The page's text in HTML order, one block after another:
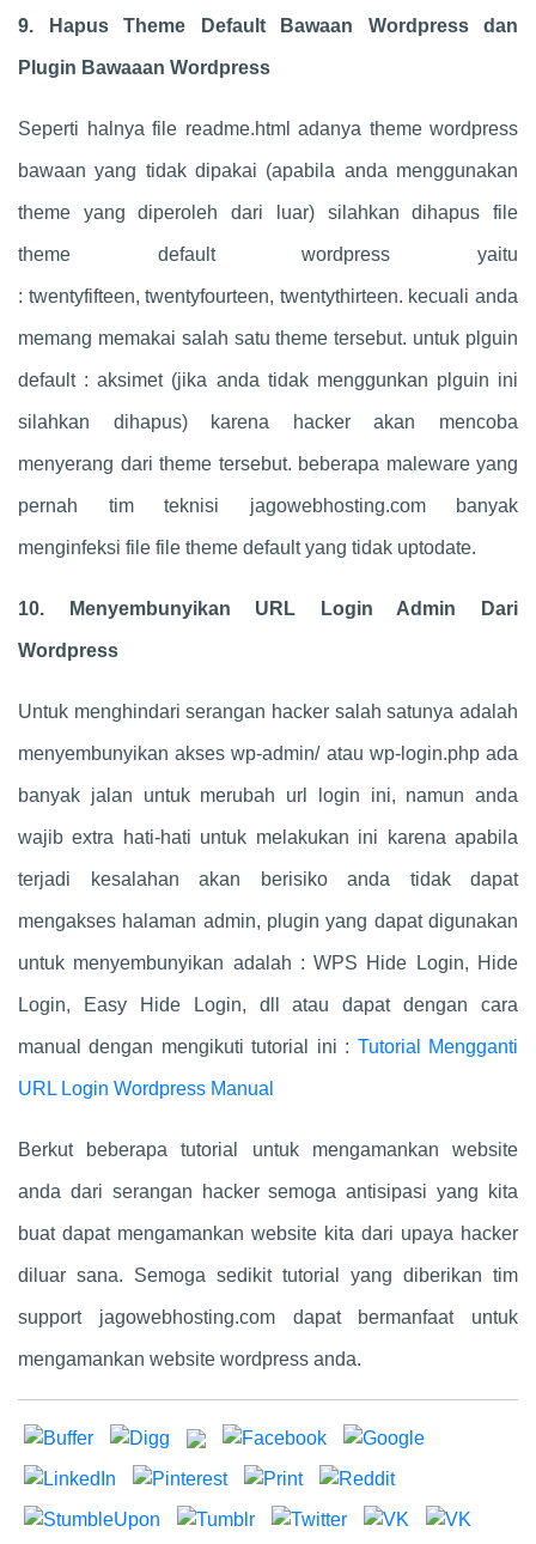
9. Hapus Theme Default Bawaan Wordpress dan
Plugin Bawaaan Wordpress
Seperti halnya file readme.html adanya theme wordpress
bawaan yang tidak dipakai (apabila anda menggunakan
theme yang diperoleh dari luar) silahkan dihapus file
theme default wordpress yaitu
: twentyfifteen, twentyfourteen, twentythirteen. kecuali anda
memang memakai salah satu theme tersebut. untuk plguin
default : aksimet (jika anda tidak menggunkan plguin ini
silahkan dihapus) karena hacker akan mencoba
menyerang dari theme tersebut. beberapa maleware yang
pernah tim teknisi jagowebhosting.com banyak
menginfeksi file file theme default yang tidak uptodate.
10. Menyembunyikan URL Login Admin Dari
Wordpress
Untuk menghindari serangan hacker salah satunya adalah
menyembunyikan akses wp-admin/ atau wp-login.php ada
banyak jalan untuk merubah url login ini, namun anda
wajib extra hati-hati untuk melakukan ini karena apabila
terjadi kesalahan akan berisiko anda tidak dapat
mengakses halaman admin, plugin yang dapat digunakan
untuk menyembunyikan adalah : WPS Hide Login, Hide
Login, Easy Hide Login, dll atau dapat dengan cara
manual dengan mengikuti tutorial ini : Tutorial Mengganti
URL Login Wordpress Manual
Berkut beberapa tutorial untuk mengamankan website
anda dari serangan hacker semoga antisipasi yang kita
buat dapat mengamankan website kita dari upaya hacker
diluar sana. Semoga sedikit tutorial yang diberikan tim
support jagowebhosting.com dapat bermanfaat untuk
mengamankan website wordpress anda.